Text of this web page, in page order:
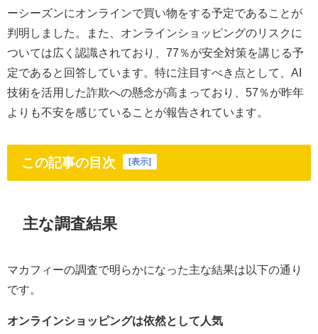
ーシーズンにオンラインで買い物をする予定であることが
判明しました。また、オンラインショッピングのリスクに
ついては広く認識されており、77％が安全対策を講じる予
定であると回答しています。特に注目すべき点として、AI
技術を活用した詐欺への懸念が高まっており、57％が昨年
よりも不安を感じていることが報告されています。
この記事の目次 表示
主な調査結果
マカフィーの調査で明らかになった主な結果は以下の通り
です。
オンラインショッピングは依然として人気